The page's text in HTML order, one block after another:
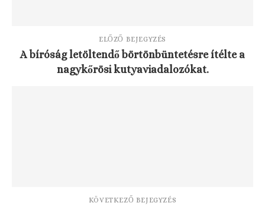
ELŐZŐ BEJEGYZÉS
A bíróság letöltendő börtönbüntetésre ítélte a
nagykőrösi kutyaviadalozókat.
KÖVETKEZŐ BEJEGYZÉS